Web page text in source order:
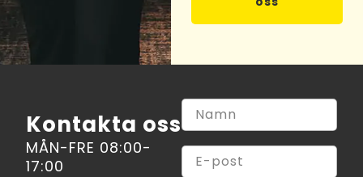
Kontakta oss
MÅN-FRE 08:00-
17:00